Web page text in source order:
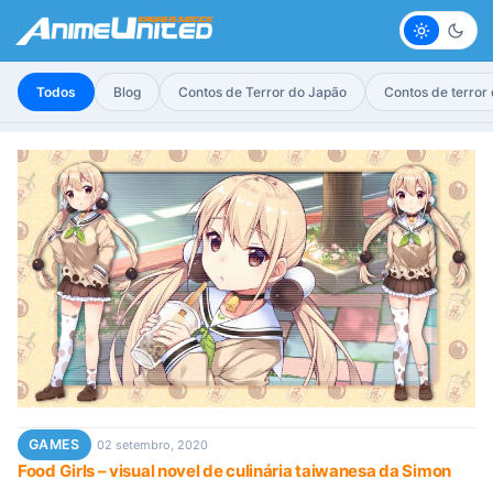
Claro
Todos Blog Contos de Terror do Japão Contos de terror
GAMES 02 setembro, 2020
Food Girls – visual novel de culinária taiwanesa da Simon